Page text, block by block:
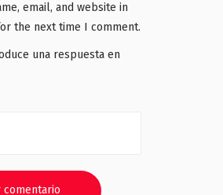
email, and website in
the next time I comment.
una respuesta en